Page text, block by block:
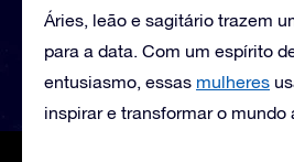
Áries, leão e sagitário trazem
para a data. Com um espírito
entusiasmo, essas mulheres
inspirar e transformar o mundo